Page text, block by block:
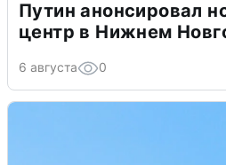
Путин анонсировал
центр в Нижнем
6 августа 0